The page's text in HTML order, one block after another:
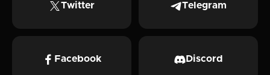
Twitter Telegram
Facebook Discord